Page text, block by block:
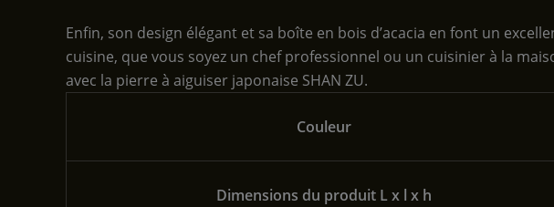
Enfin, son design élégant et sa boîte en bois d’acacia en font un
cuisine, que vous soyez un chef professionnel ou un cuisinier à la
avec la pierre à aiguiser japonaise SHAN ZU.
Couleur
Dimensions du produit L x l x h